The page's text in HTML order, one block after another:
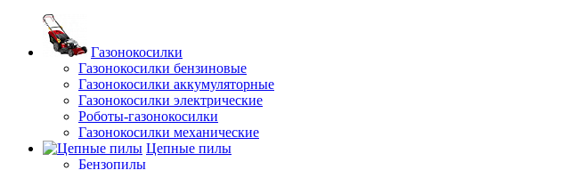
Газонокосилки
Газонокосилки бензиновые
Газонокосилки аккумуляторные
Газонокосилки электрические
Роботы-газонокосилки
Газонокосилки механические
Цепные пилы
Бензопилы